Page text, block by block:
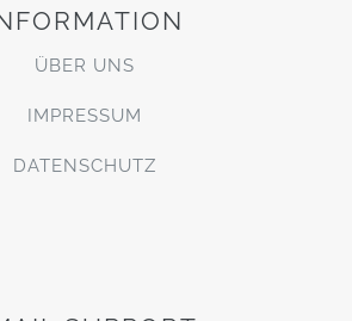
ÜBER UNS
IMPRESSUM
DATENSCHUTZ